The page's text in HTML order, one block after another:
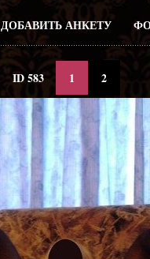
ДОБАВИТЬ АНКЕТУ
ID 583 1 2